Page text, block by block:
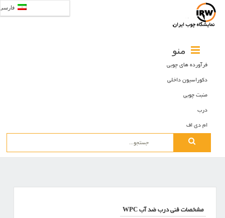
منو
فرآورده های چوبی
دکوراسیون داخلی
منبت چوبی
درب
ام دی اف
Search
مشخصات فنی درب ضد آب WPC